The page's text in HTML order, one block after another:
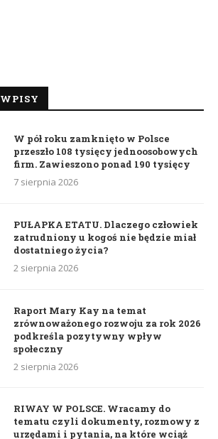
W pół roku zamknięto w Polsce
przeszło 108 tysięcy jednoosobowych
firm. Zawieszono ponad 190 tysięcy
7 sierpnia 2026
PUŁAPKA ETATU. Dlaczego człowiek
zatrudniony u kogoś nie będzie miał
dostatniego życia?
2 sierpnia 2026
Raport Mary Kay na temat
zrównoważonego rozwoju za rok 2026
podkreśla pozytywny wpływ
społeczny
2 sierpnia 2026
RIWAY W POLSCE. Wracamy do
tematu czyli dokumenty, rozmowy z
urzędami i pytania, na które wciąż